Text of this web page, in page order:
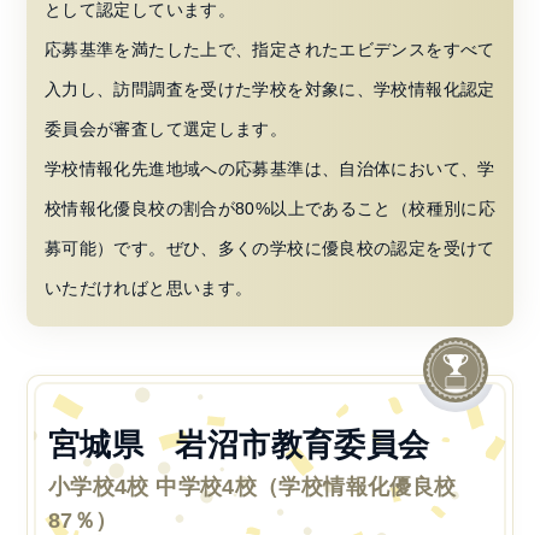
2020年度
2019年度
2017年度
2016年度
として認定しています。
応募基準を満たした上で、指定されたエビデンスをすべて
入力し、訪問調査を受けた学校を対象に、学校情報化認定
委員会が審査して選定します。
学校情報化先進地域への応募基準は、自治体において、学
校情報化優良校の割合が80%以上であること（校種別に応
募可能）です。ぜひ、多くの学校に優良校の認定を受けて
いただければと思います。
宮城県 岩沼市教育委員会
小学校4校 中学校4校（学校情報化優良校
87％）